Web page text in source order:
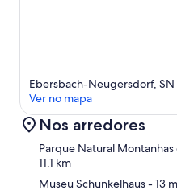
Ebersbach-Neugersdorf, SN
Ver no mapa
Nos arredores
Parque Natural
11.1 km
Museu Schunkelhaus- 13